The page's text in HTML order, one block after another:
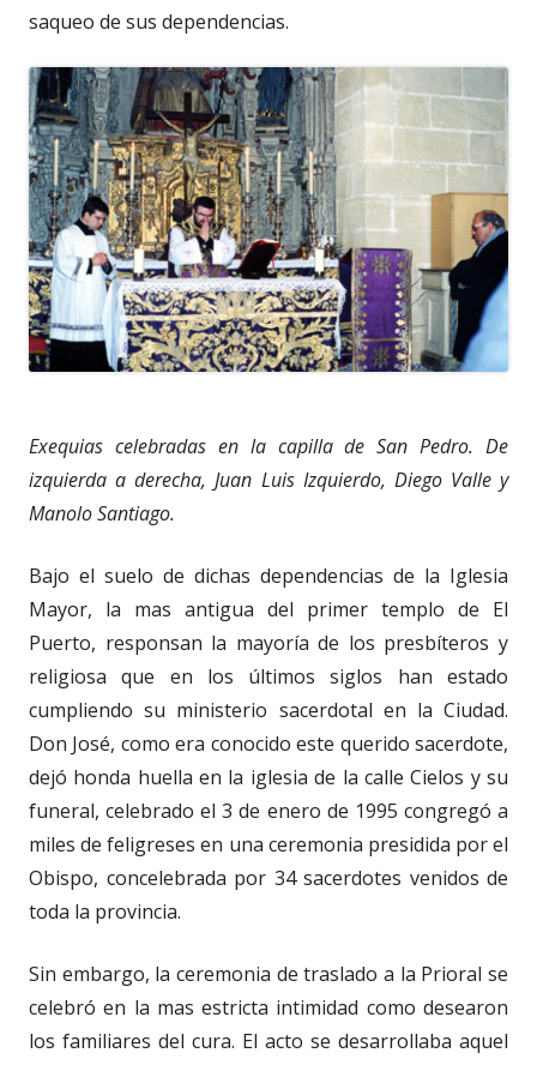
saqueo de sus dependencias.
Exequias celebradas en la capilla de San Pedro. De
izquierda a derecha, Juan Luis Izquierdo, Diego Valle y
Manolo Santiago.
Bajo el suelo de dichas dependencias de la Iglesia
Mayor, la mas antigua del primer templo de El
Puerto, responsan la mayoría de los presbíteros y
religiosa que en los últimos siglos han estado
cumpliendo su ministerio sacerdotal en la Ciudad.
Don José, como era conocido este querido sacerdote,
dejó honda huella en la iglesia de la calle Cielos y su
funeral, celebrado el 3 de enero de 1995 congregó a
miles de feligreses en una ceremonia presidida por el
Obispo, concelebrada por 34 sacerdotes venidos de
toda la provincia.
Sin embargo, la ceremonia de traslado a la Prioral se
celebró en la mas estricta intimidad como desearon
los familiares del cura. El acto se desarrollaba aquel